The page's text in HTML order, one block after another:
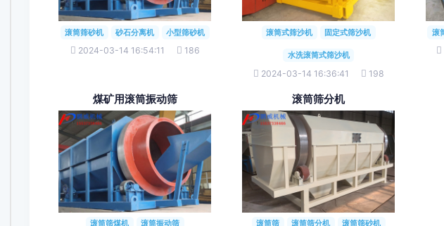
滚筒筛砂机 砂石分离机 小型筛砂机
2024-03-14 16:54:11 186
滚筒式筛沙机 固定式筛沙机
水洗滚筒式筛沙机
2024-03-14 16:36:41 198
滚
煤矿用滚筒振动筛
滚筒筛煤机 滚筒振动筛
滚筒筛分机
滚筒筛 滚筒筛分机 滚筒筛砂机